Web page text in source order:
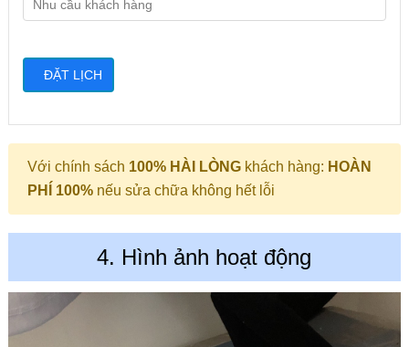
Với chính sách 100% HÀI LÒNGkhách hàng: HOÀN
PHÍ 100%nếu sửa chữa không hết lỗi
4. Hình ảnh hoạt động